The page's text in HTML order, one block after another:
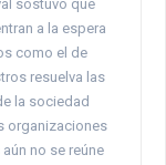
sostuvo que
a la espera
como el de
resuelva las
la sociedad
organizaciones
no se reúne